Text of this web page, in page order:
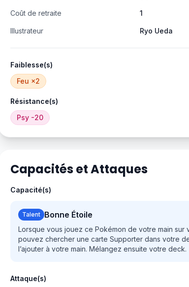
Coût de retraite 1
Illustrateur Ryo Ueda
Faiblesse(s)
Feu ×2
Résistance(s)
Psy -20
Capacités et Attaques
Capacité(s)
Talent Bonne Étoile
Lorsque vous jouez ce Pokémon de votre main sur
pouvez chercher une carte Supporter dans votre
l’ajouter à votre main. Mélangez ensuite votre deck.
Attaque(s)